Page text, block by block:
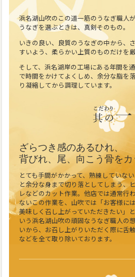
浜名湖山吹のこの道一筋のうなぎ職人が
うなぎを選ぶときは、真剣そのもの。
いきの良い、良質のうなぎの中から、
すいよう、柔らかい上質のものだけを
そして、浜名湖岸の工場にある年間を
で時間をかけてよくしめ、余分な脂を
り凝縮してから調理しています。
ざらつき感のあるひれ、
背びれ、尾、向こう骨を
とても手間がかかって、熟練していない
と余分な身まで切り落としてしまう、ヒ
レなどのカット作業。他店では通常行わ
ないこの作業を、山吹では「お客様には
美味しく召し上がっていただきたい」と
いう浜名湖山吹の頑固なうなぎ職人の想
いから、お召し上がりいただく際に舌
などを全て取り除いております。